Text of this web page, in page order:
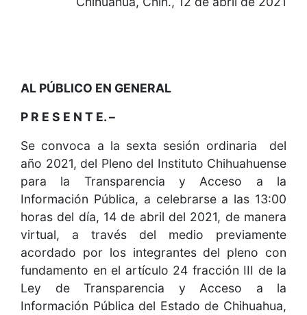
AL PÚBLICO EN GENERAL
P R E S E N T E. –
Se convoca a la sexta sesión ordinaria del
año 2021, del Pleno del Instituto Chihuahuense
para la Transparencia y Acceso a la
Información Pública, a celebrarse a las 13:00
horas del día, 14 de abril del 2021, de manera
virtual, a través del medio previamente
acordado por los integrantes del pleno con
fundamento en el artículo 24 fracción III de la
Ley de Transparencia y Acceso a la
Información Pública del Estado de Chihuahua,